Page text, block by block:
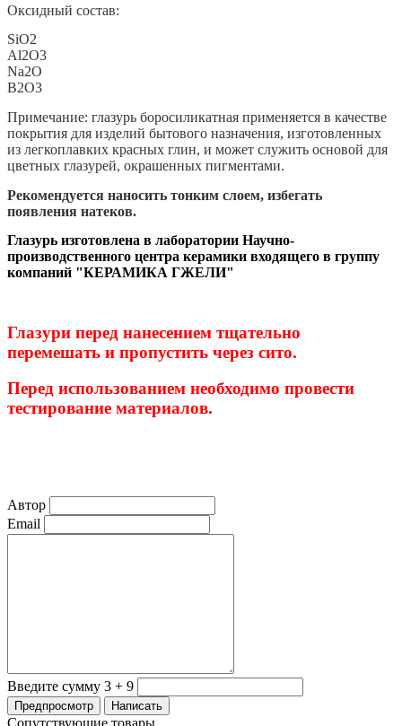
Оксидный состав:
SiO2
Al2O3
Na2O
B2O3
Примечание: глазурь боросиликатная применяется в качестве
покрытия для изделий бытового назначения, изготовленных
из легкоплавких красных глин, и может служить основой для
цветных глазурей, окрашенных пигментами.
Рекомендуется наносить тонким слоем, избегать
появления натеков.
Глазурь изготовлена в лаборатории Научно-
производственного центра керамики входящего в группу
компаний "КЕРАМИКА ГЖЕЛИ"
Глазури перед нанесением тщательно
перемешать и пропустить через сито.
Перед использованием необходимо провести
тестирование материалов.
Автор
Email
Введите сумму 3 + 9
Сопутствующие товары